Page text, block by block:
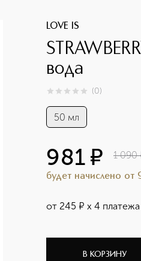
LOVE IS
вода
0из 0 (0)
50 мл
981 ¤ 1 090
будет начислено от
от 245 ¤ х 4 платежа
В КОРЗИНУ